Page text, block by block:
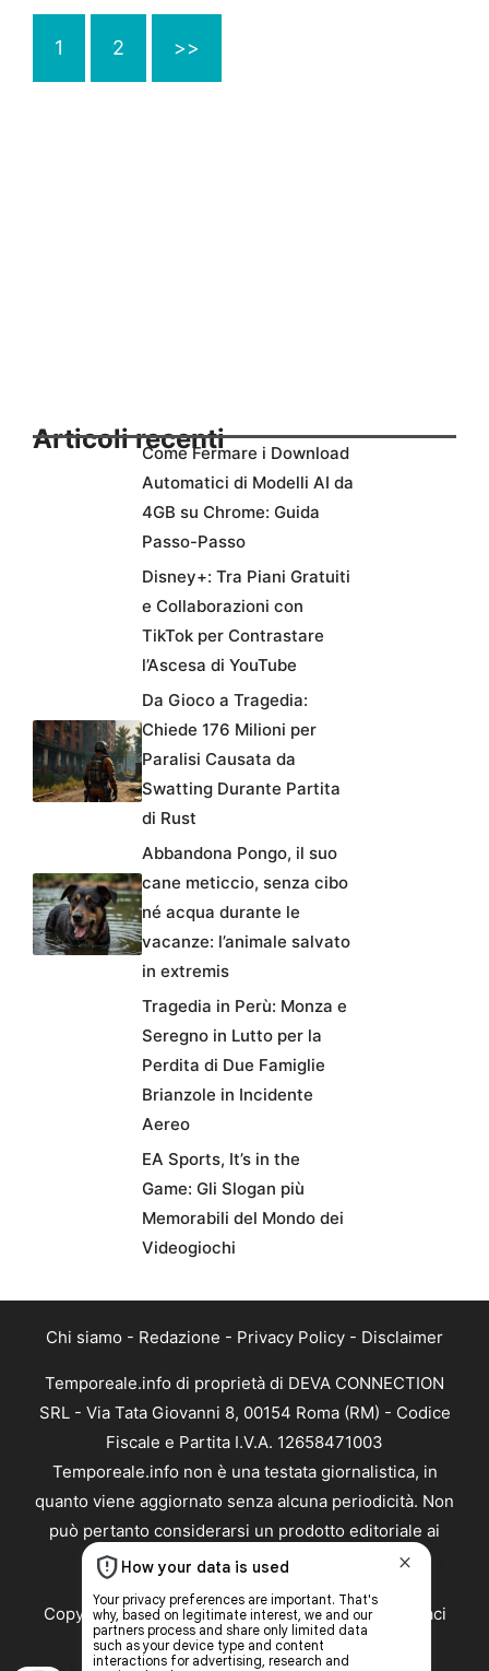
1 2 >>
Articoli recentiCome Fermare i Download
Automatici di Modelli AI da
4GB su Chrome: Guida
Passo-Passo
Disney+: Tra Piani Gratuiti
e Collaborazioni con
TikTok per Contrastare
l’Ascesa di YouTube
Da Gioco a Tragedia:
Chiede 176 Milioni per
Paralisi Causata da
Swatting Durante Partita
di Rust
Abbandona Pongo, il suo
cane meticcio, senza cibo
né acqua durante le
vacanze: l’animale salvato
in extremis
Tragedia in Perù: Monza e
Seregno in Lutto per la
Perdita di Due Famiglie
Brianzole in Incidente
Aereo
EA Sports, It’s in the
Game: Gli Slogan più
Memorabili del Mondo dei
Videogiochi
Chi siamo - Redazione - Privacy Policy - Disclaimer
Temporeale.info di proprietà di DEVA CONNECTION
SRL - Via Tata Giovanni 8, 00154 Roma (RM) - Codice
Fiscale e Partita I.V.A. 12658471003
Temporeale.info non è una testata giornalistica, in
quanto viene aggiornato senza alcuna periodicità. Non
può pertanto considerarsi un prodotto editoriale ai
sensi della legge n. 62 del 07.03.2001
Copyright ©2026 - Tutti i diritti riservati -Contattaci